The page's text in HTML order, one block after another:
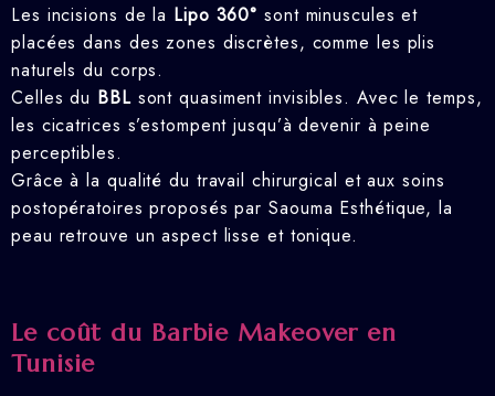
Les incisions de la Lipo 360° sont minuscules et
placées dans des zones discrètes, comme les plis
naturels du corps.
Celles du BBLsont quasiment invisibles. Avec le temps,
les cicatrices s’estompent jusqu’à devenir à peine
perceptibles.
Grâce à la qualité du travail chirurgical et aux soins
postopératoires proposés par Saouma Esthétique, la
peau retrouve un aspect lisse et tonique.
Le coût du Barbie Makeover en
Tunisie